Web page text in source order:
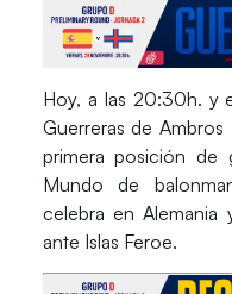
Hoy, a las 20:30h. y
GuerrerasdeAmbros
primera posición de
Mundo de
celebra enAlemania
ante Islas Feroe.